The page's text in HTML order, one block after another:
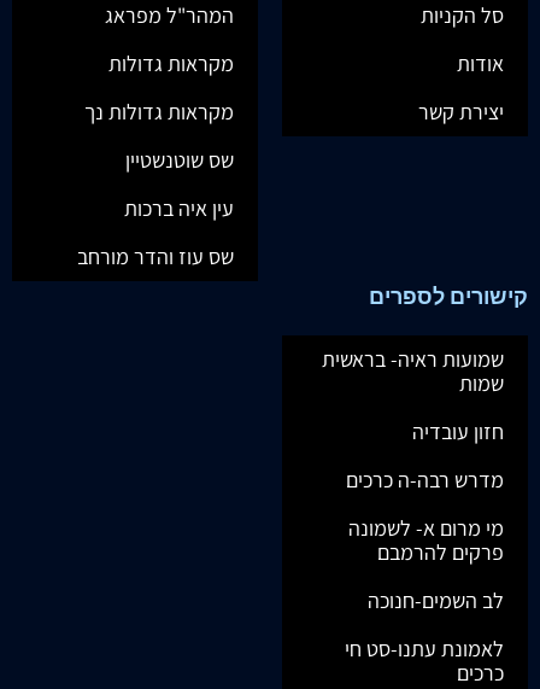
סל הקניות
אודות
יצירת קשר
המהר"ל מפראג
מקראות גדולות
מקראות גדולות נך
שס שוטנשטיין
עין איה ברכות
שס עוז והדר מורחב
קישורים לספרים
שמועות ראיה- בראשית
שמות
חזון עובדיה
מדרש רבה-ה כרכים
מי מרום א- לשמונה
פרקים להרמבם
לב השמים-חנוכה
לאמונת עתנו-סט חי
כרכים